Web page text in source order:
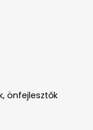
önfejlesztők